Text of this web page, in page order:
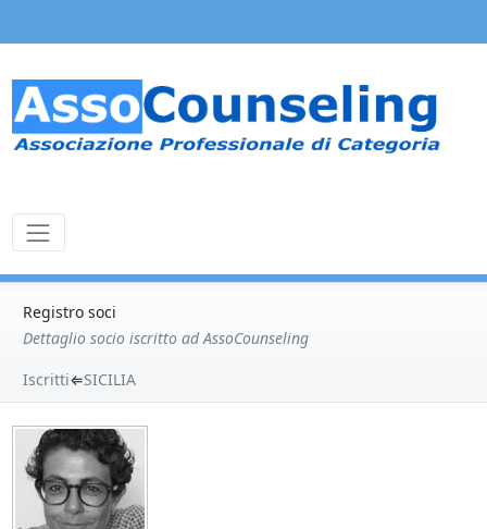
Registro soci
Dettaglio socio iscritto ad AssoCounseling
Iscritti⇐SICILIA